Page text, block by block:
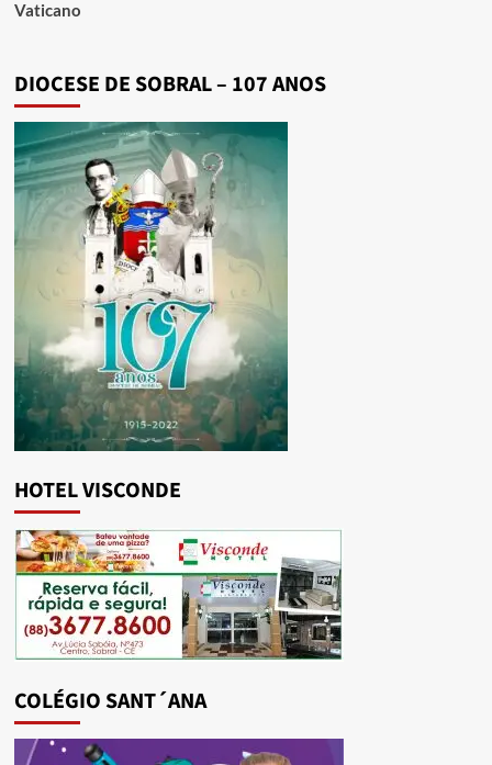
Vaticano
DIOCESE DE SOBRAL – 107 ANOS
HOTEL VISCONDE
COLÉGIO SANT´ANA